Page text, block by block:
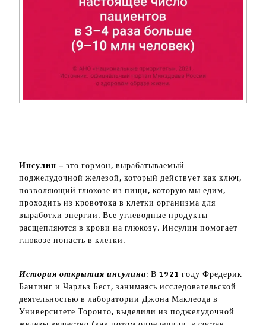
Инсулин – это гормон, вырабатываемый
поджелудочной железой, который действует как ключ,
позволяющий глюкозе из пищи, которую мы едим,
проходить из кровотока в клетки организма для
выработки энергии. Все углеводные продукты
расщепляются в крови на глюкозу. Инсулин помогает
глюкозе попасть в клетки.
История открытия инсулина: В 1921 году Фредерик
Бантинг и Чарльз Бест, занимаясь исследовательской
деятельностью в лаборатории Джона Маклеода в
Университете Торонто, выделили из поджелудочной